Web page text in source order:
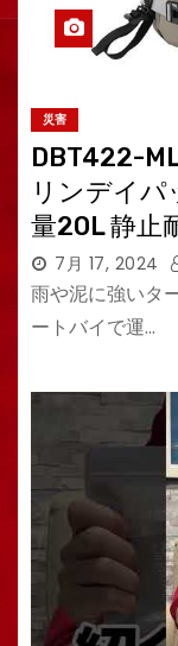
災害
DBT422-
リンデイ
量20L 静止
7月 17, 2024
雨や泥に強いタ
ートバイで運…